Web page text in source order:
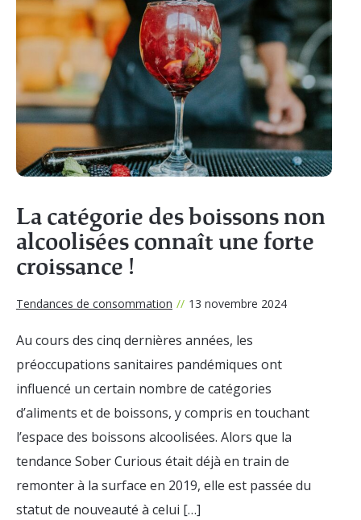
La catégorie des boissons non
alcoolisées connaît une forte
croissance !
Tendances de consommation // 13 novembre 2024
Au cours des cinq dernières années, les
préoccupations sanitaires pandémiques ont
influencé un certain nombre de catégories
d’aliments et de boissons, y compris en touchant
l’espace des boissons alcoolisées. Alors que la
tendance Sober Curious était déjà en train de
remonter à la surface en 2019, elle est passée du
statut de nouveauté à celui […]